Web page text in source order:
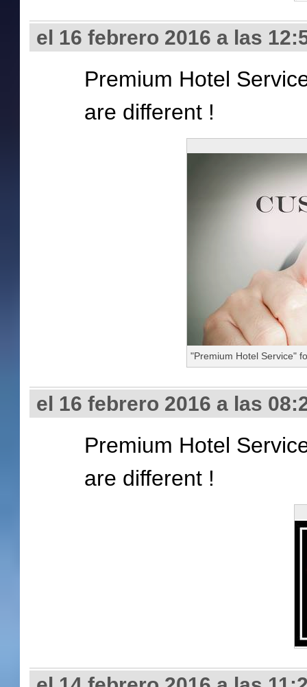
el 16 febrero 2016 a las
Premium Hotel
are different !
"Premium Hotel Service"
el 16 febrero 2016 a las
Premium Hotel
are different !